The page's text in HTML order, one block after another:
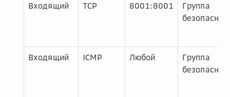
Входящий TCP 8001:8001
Группа
Входящий ICMP Любой
Группа